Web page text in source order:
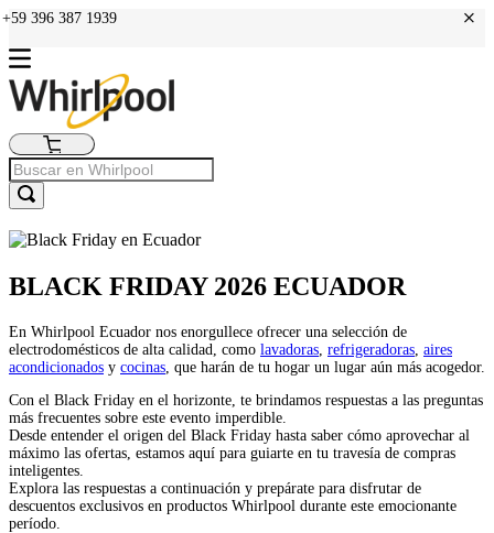
396 387 1939 +
BLACK FRIDAY 2026 ECUADOR
En Whirlpool Ecuador nos enorgullece ofrecer una selección de
electrodomésticos de alta calidad, como lavadoras refrigeradoras aires
acondicionados y cocinas , que harán de tu hogar un lugar aún más acogedor.
Con el Black Friday en el horizonte, te brindamos respuestas a las preguntas
más frecuentes sobre este evento imperdible.
Desde entender el origen del Black Friday hasta saber cómo aprovechar al
máximo las ofertas, estamos aquí para guiarte en tu travesía de compras
inteligentes.
Explora las respuestas a continuación y prepárate para disfrutar de
descuentos exclusivos en productos Whirlpool durante este emocionante
período.